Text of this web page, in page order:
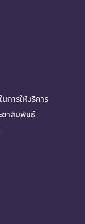
การให้บริการ
าสัมพันธ์